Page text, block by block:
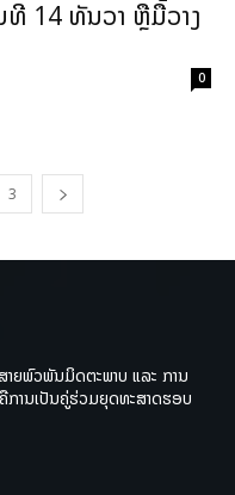
ທີ 14 ທັນວາ ຫຼືມື້ວາງ
0
3
າຍພົວພັນມິດຕະພາບ ແລະ ການ
ານເປັນຄູ່ຮ່ວມຍຸດທະສາດຮອບ